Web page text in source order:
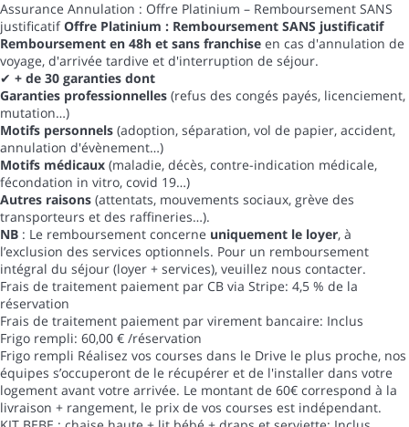
Assurance Annulation : Offre Platinium – Remboursement SANS
justificatifOffre Platinium : Remboursement SANS justificatif
Remboursement en 48h et sans franchise en cas d'annulation de
voyage, d'arrivée tardive et d'interruption de séjour.
✔ + de 30 garanties dont
Garanties professionnelles (refus des congés payés, licenciement,
mutation…)
Motifs personnels (adoption, séparation, vol de papier, accident,
annulation d'évènement…)
Motifs médicaux (maladie, décès, contre-indication médicale,
fécondation in vitro, covid 19…)
Autres raisons (attentats, mouvements sociaux, grève des
transporteurs et des raffineries…).
NB : Le remboursement concerne uniquement le loyer, à
l’exclusion des services optionnels. Pour un remboursement
intégral du séjour (loyer + services), veuillez nous contacter.
Frais de traitement paiement par CB via Stripe: 4,5 % de la
réservation
Frais de traitement paiement par virement bancaire: Inclus
Frigo rempli: 60,00 € /réservation
Frigo rempli Réalisez vos courses dans le Drive le plus proche, nos
équipes s’occuperont de le récupérer et de l'installer dans votre
logement avant votre arrivée. Le montant de 60€ correspond à la
livraison + rangement, le prix de vos courses est indépendant.